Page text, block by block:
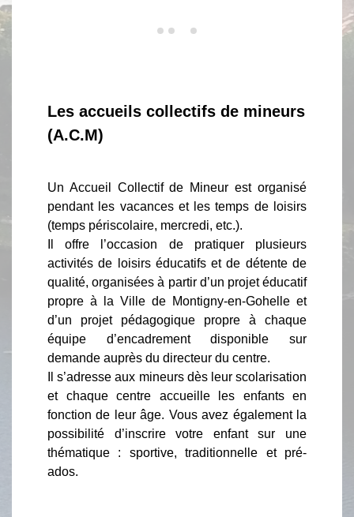
Les accueils collectifs de mineurs
(A.C.M)
Un Accueil Collectif de Mineur est organisé
pendant les vacances et les temps de loisirs
(temps périscolaire, mercredi, etc.).
Il offre l’occasion de pratiquer plusieurs
activités de loisirs éducatifs et de détente de
qualité, organisées à partir d’un projet éducatif
propre à la Ville de Montigny-en-Gohelle et
d’un projet pédagogique propre à chaque
équipe d’encadrement disponible sur
demande auprès du directeur du centre.
Il s’adresse aux mineurs dès leur scolarisation
et chaque centre accueille les enfants en
fonction de leur âge. Vous avez également la
possibilité d’inscrire votre enfant sur une
thématique : sportive, traditionnelle et pré-
ados.